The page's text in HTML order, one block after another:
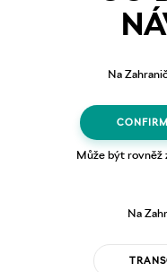
Na
Může být rovněž
Na